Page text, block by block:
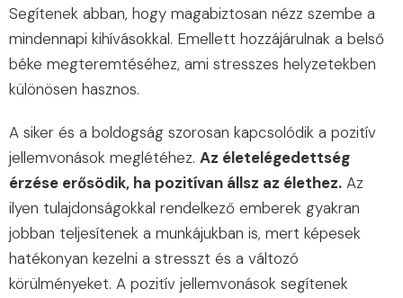
Segítenek abban, hogy magabiztosan nézz szembe a
mindennapi kihívásokkal. Emellett hozzájárulnak a belső
béke megteremtéséhez, ami stresszes helyzetekben
különösen hasznos.
A siker és a boldogság szorosan kapcsolódik a pozitív
jellemvonások meglétéhez. Az életelégedettség
érzése erősödik, ha pozitívan állsz az élethez. Az
ilyen tulajdonságokkal rendelkező emberek gyakran
jobban teljesítenek a munkájukban is, mert képesek
hatékonyan kezelni a stresszt és a változó
körülményeket. A pozitív jellemvonások segítenek